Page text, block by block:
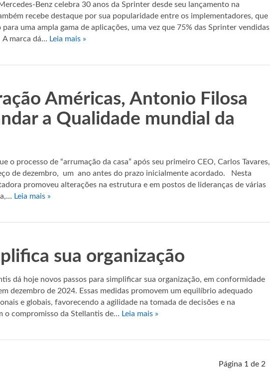
Benz celebra 30 anos da Sprinter desde seu lançamento na
recebe destaque por sua popularidade entre os implementadores, que
uma ampla gama de aplicações, uma vez que 75% das Sprinter vendidas
marca dá… Leia mais »
Américas, Antonio Filosa
a Qualidade mundial da
o processo de “arrumação da casa” após seu primeiro CEO, Carlos Tavares,
de dezembro, um ano antes do prazo inicialmente acordado. Nesta
promoveu alterações na estrutura e em postos de lideranças de várias
Leia mais »
sua organização
dá hoje novos passos para simplificar sua organização, em conformidade
dezembro de 2024. Essas medidas promovem um equilíbrio adequado
e globais, favorecendo a agilidade na tomada de decisões e na
o compromisso da Stellantis de… Leia mais »
Página 1 de 2